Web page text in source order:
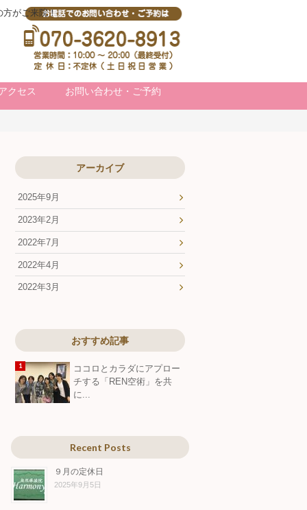
方がご来院！
クセス お問い合わせ・ご予約
アーカイブ
2025年9月
2023年2月
2022年7月
2022年4月
2022年3月
おすすめ記事
ココロとカラダにアプロー
チする「REN空術」を共
に...
Recent Posts
９月の定休日
2025年9月5日